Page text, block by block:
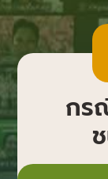
กร